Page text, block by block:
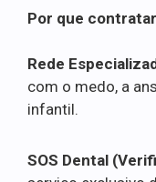
Por que
Rede
com o medo, a
infantil.
SOS Dental